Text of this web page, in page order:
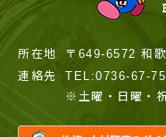
所在地
〒649-6572 和
連絡先
TEL:0736-67-
※土曜・日曜・